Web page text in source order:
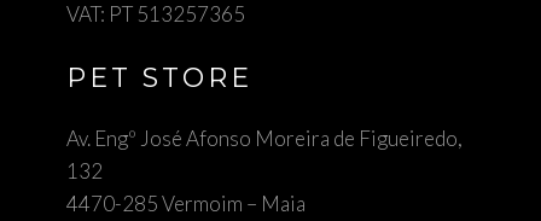
VAT: PT 513257365
PET STORE
Av. Engº José Afonso Moreira de Figueiredo,
132
4470-285 Vermoim – Maia